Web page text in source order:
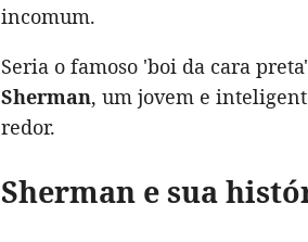
incomum.
Seria o famoso 'boi da cara
Sherman, um jovem e
redor.
Sherman e sua